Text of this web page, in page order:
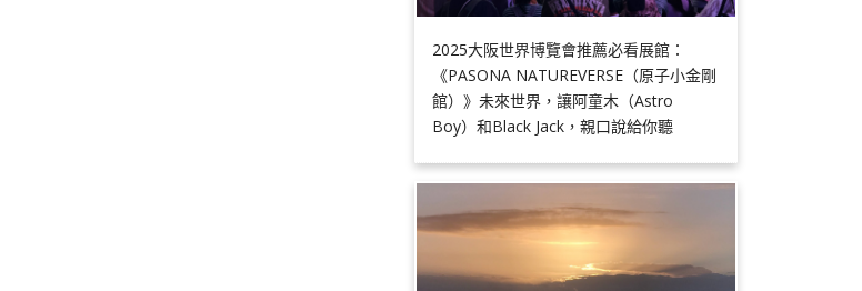
2025大阪世界博覽會推薦必看展館：
《PASONA NATUREVERSE（原子小金剛
館）》未來世界，讓阿童木（Astro
Boy）和Black Jack，親口說給你聽